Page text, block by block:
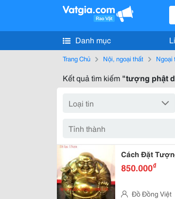
Danh mục
Trang Chủ Nội, ngoại thất Ngoại
Kết quả tìm kiếm "tượng phật
Cách Đặt
850.000₫
Đồ Đồng Việt